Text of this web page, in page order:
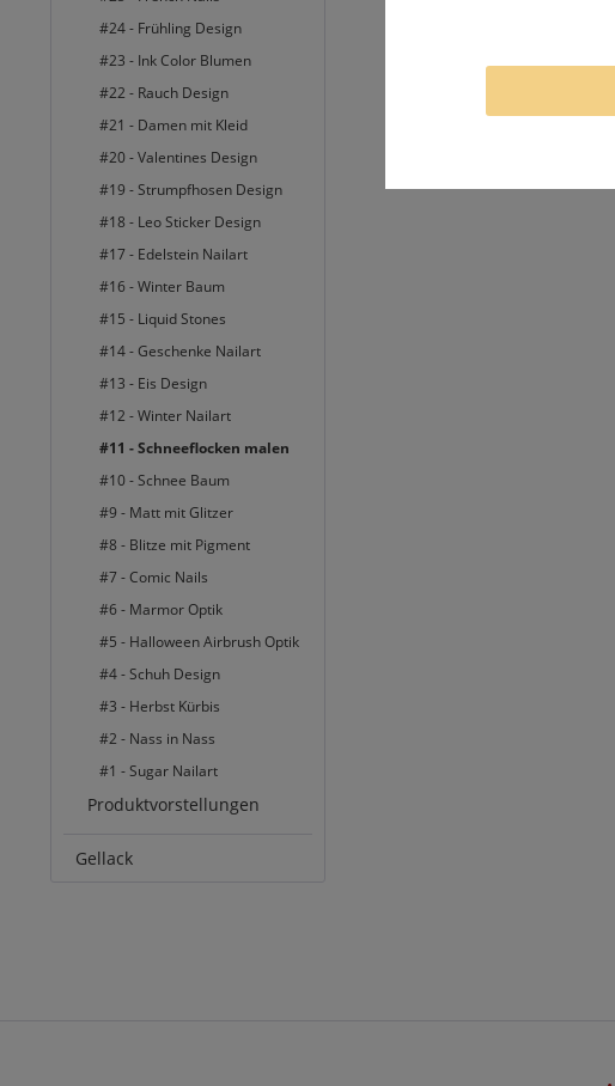
#24 - Frühling Design
#23 - Ink Color Blumen
#22 - Rauch Design
#21 - Damen mit Kleid
#20 - Valentines Design
#19 - Strumpfhosen Design
#18 - Leo Sticker Design
#17 - Edelstein Nailart
#16 - Winter Baum
#15 - Liquid Stones
#14 - Geschenke Nailart
#13 - Eis Design
#12 - Winter Nailart
#11 - Schneeflocken malen
#10 - Schnee Baum
#9 - Matt mit Glitzer
#8 - Blitze mit Pigment
#7 - Comic Nails
#6 - Marmor Optik
#5 - Halloween Airbrush Optik
#4 - Schuh Design
#3 - Herbst Kürbis
#2 - Nass in Nass
#1 - Sugar Nailart
Produktvorstellungen
Gellack
Egal ob bei einem